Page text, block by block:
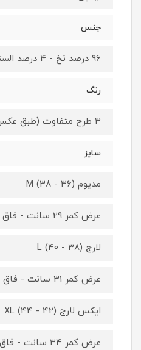
جنس
96 درصد نخ - 4 درصد الستان
رنگ
3 طرح متفاوت (طبق عکس)
سایز
مدیوم M (38 - 36)
عرض کمر 29 سانت - فاق 21 سانت
لارج L (40 - 38)
عرض کمر 31 سانت - فاق 24 سانت
ایکس لارج XL (44 - 42)
عرض کمر 34 سانت - فاق 25 سانت